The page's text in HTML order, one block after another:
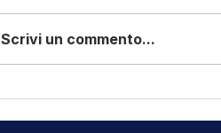
Scrivi un commento...